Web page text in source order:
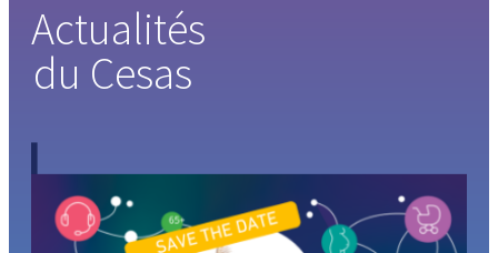
Actualités
du Cesas